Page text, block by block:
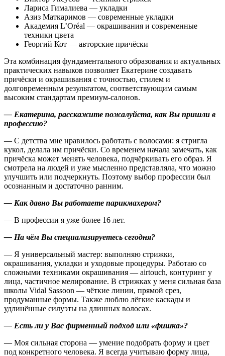
Лариса Гималиева — укладки
Азиз Маткаримов — современные укладки
Академия L’Oréal — окрашивания и современные
техники цвета
Георгий Кот — авторские причёски
Эта комбинация фундаментального образования и актуальных
практических навыков позволяет Екатерине создавать
причёски и окрашивания с точностью, стилем и
долговременным результатом, соответствующим самым
высоким стандартам премиум-салонов.
— Екатерина, расскажите пожалуйста, как Вы пришли в
профессию?
— С детства мне нравилось работать с волосами: я стригла
кукол, делала им причёски. Со временем начала замечать, как
причёска может менять человека, подчёркивать его образ. Я
смотрела на людей и уже мысленно представляла, что можно
улучшить или подчеркнуть. Поэтому выбор профессии был
осознанным и достаточно ранним.
— Как давно Вы работаете парикмахером?
— В профессии я уже более 16 лет.
— На чём Вы специализируетесь сегодня?
— Я универсальный мастер: выполняю стрижки,
окрашивания, укладки и уходовые процедуры. Работаю со
сложными техниками окрашивания — airtouch, контуринг у
лица, частичное мелирование. В стрижках у меня сильная база
школы Vidal Sassoon — чёткие линии, прямой срез,
продуманные формы. Также люблю лёгкие каскады и
удлинённые силуэты на длинных волосах.
— Есть ли у Вас фирменный подход или «фишка»?
— Моя сильная сторона — умение подобрать форму и цвет
под конкретного человека. Я всегда учитываю форму лица,